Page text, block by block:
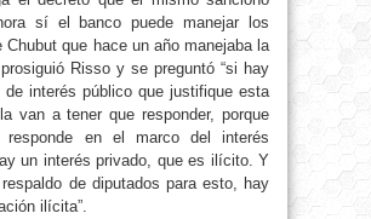
sí el banco puede manejar los
Chubut que hace un año manejaba la
Risso y se preguntó “si hay
de interés público que justifique esta
van a tener que responder, porque
en el marco del interés
un interés privado, que es ilícito. Y
de diputados para esto, hay
ilícita”.